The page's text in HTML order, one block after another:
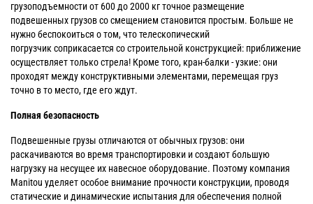
грузоподъемности от 600 до 2000 кг точное размещение
подвешенных грузов со смещением становится простым. Больше не
нужно беспокоиться о том, что телескопический
погрузчик соприкасается со строительной конструкцией: приближение
осуществляет только стрела! Кроме того, кран-балки - узкие: они
проходят между конструктивными элементами, перемещая груз
точно в то место, где его ждут.
Полная безопасность
Подвешенные грузы отличаются от обычных грузов: они
раскачиваются во время транспортировки и создают большую
нагрузку на несущее их навесное оборудование. Поэтому компания
Manitou уделяет особое внимание прочности конструкции, проводя
статические и динамические испытания для обеспечения полной